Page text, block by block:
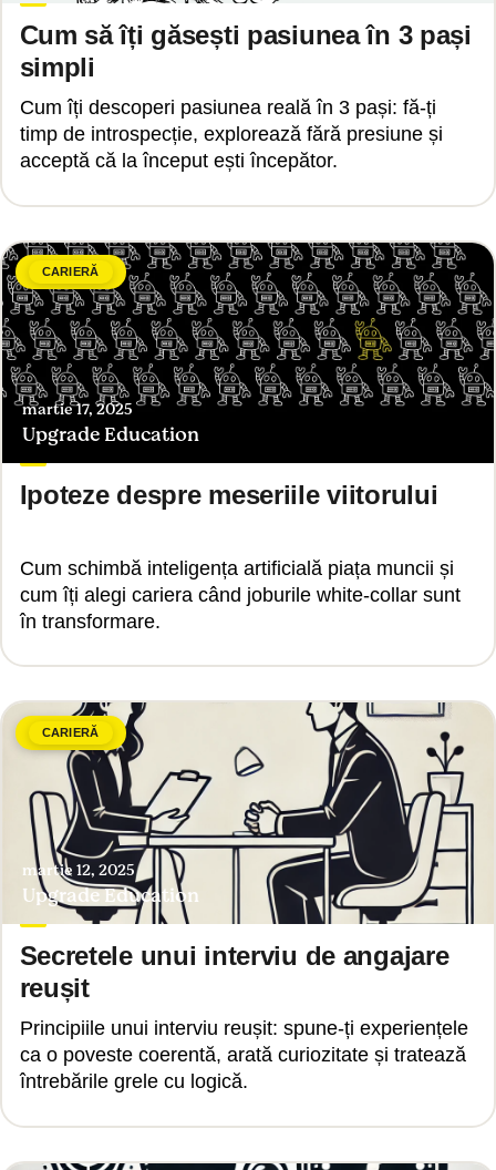
Cum să îți găsești pasiunea în 3 pași
simpli
Cum îți descoperi pasiunea reală în 3 pași: fă-ți
timp de introspecție, explorează fără presiune și
acceptă că la început ești începător.
CARIERĂ
martie 17, 2025
Upgrade Education
Ipoteze despre meseriile viitorului
Cum schimbă inteligența artificială piața muncii și
cum îți alegi cariera când joburile white-collar sunt
în transformare.
CARIERĂ
martie 12, 2025
Upgrade Education
Secretele unui interviu de angajare
reușit
Principiile unui interviu reușit: spune-ți experiențele
ca o poveste coerentă, arată curiozitate și tratează
întrebările grele cu logică.